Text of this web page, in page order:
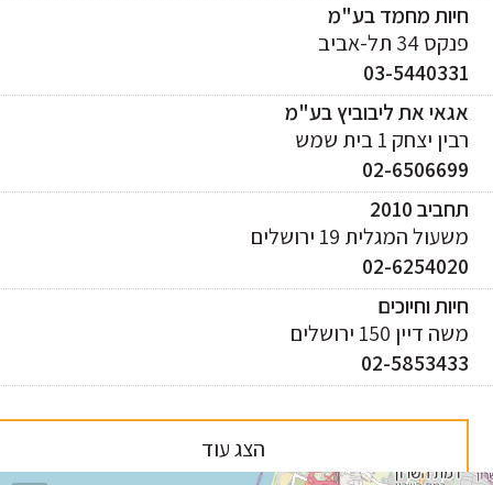
מחמד בע"מ
34 תל-אביב
03-
את ליבוביץ בע"מ
יצחק 1 בית שמש
02-
2010
המגלית 19 ירושלים
02-
וחיוכים
150 ירושלים
02-
הצג עוד